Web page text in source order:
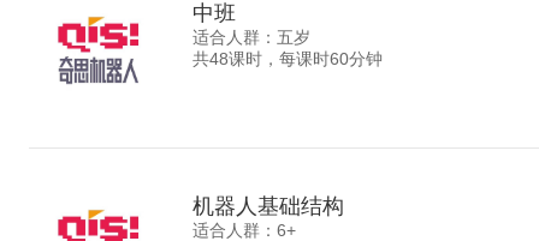
中班
适合人群：五岁
共48课时，每课时60分钟
机器人基础结构
适合人群：6+